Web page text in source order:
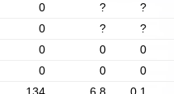
0 ?
?
0 ?
?
0 0
0
0 0
0